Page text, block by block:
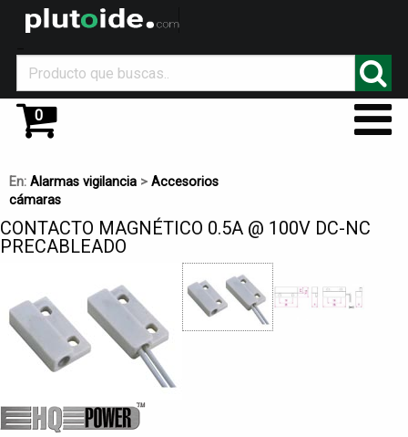
0
En: Alarmas vigilancia > Accesorios
cámaras
CONTACTO MAGNÉTICO 0.5A @ 100V DC-NC
PRECABLEADO